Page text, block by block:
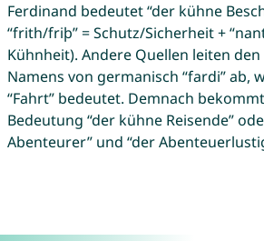
Ferdinand bedeutet “der kühne
“frith/friþ” = Schutz/Sicherheit +
Kühnheit). Andere Quellen leiten den
Namens von germanisch “fardi” ab,
“Fahrt” bedeutet. Demnach
Bedeutung “der kühne Reisende”
Abenteurer” und “der